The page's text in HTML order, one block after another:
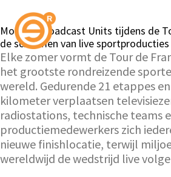
Mobiele Broadcast Units tijdens de
de schermen van live sportproducties
Elke zomer vormt de Tour de
het grootste rondreizende
wereld. Gedurende 21 etappes
kilometer verplaatsen
radiostations, technische teams
productiemedewerkers zich
nieuwe finishlocatie, terwijl
wereldwijd de wedstrijd live